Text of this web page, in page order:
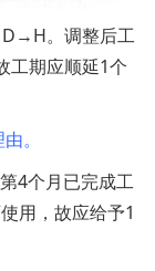
。调整后工
期应顺延1个
。
4个月已完成工
用，故应给予1